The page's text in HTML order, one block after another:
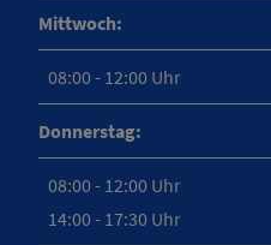
Mittwoch:
08:00 - 12:00 Uhr
Donnerstag:
08:00 - 12:00 Uhr
14:00 - 17:30 Uhr